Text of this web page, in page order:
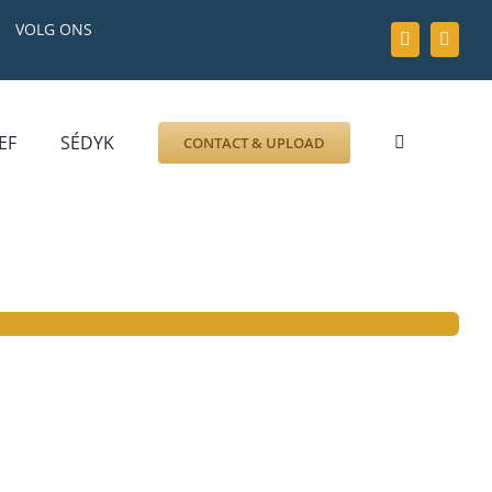
VOLG ONS
GRAFZERK
ALLLES
SÉDYK CONTACT & UPLOAD